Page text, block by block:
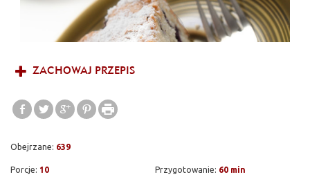
ZACHOWAJ PRZEPIS
Obejrzane: 639
Porcje: 10 Przygotowanie: 60 min